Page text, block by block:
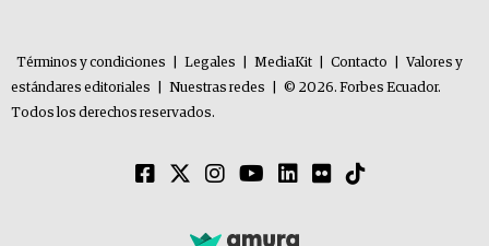
Términos y condiciones Legales MediaKit Contacto
Valores y
estándares editoriales
Nuestras redes
© 2026. Forbes Ecuador.
Todos los derechos reservados.